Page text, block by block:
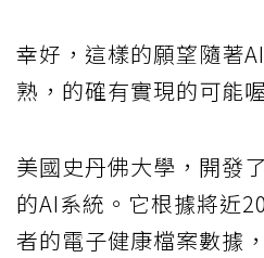
幸好，這樣的願望隨著
熟，的確有實現的可能喔
美國史丹佛大學，開發
的AI系統。它根據將近
者的電子健康檔案數據